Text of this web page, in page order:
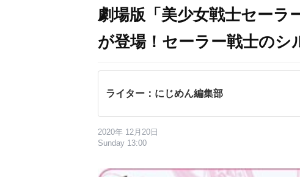
劇場版「美少女戦士セーラ
が登場！セーラー戦士のシ
ライター：にじめん編集部
2020年 12月20日
Sunday 13:00